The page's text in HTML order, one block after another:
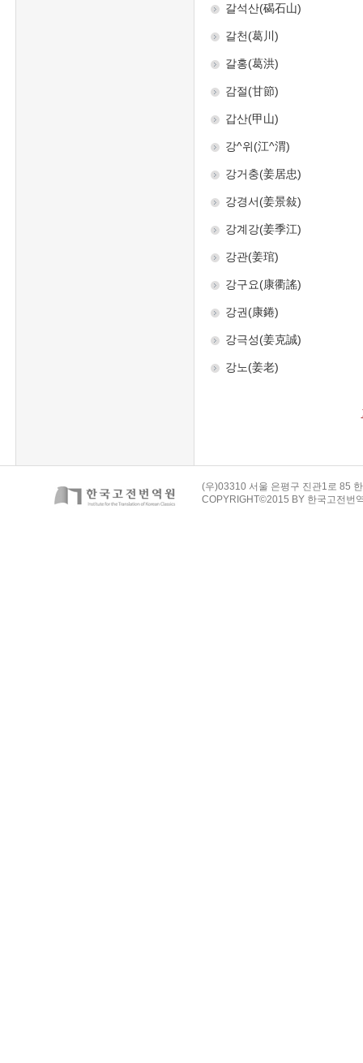
(우)03310 서울 은평구 진관1로 85
COPYRIGHT©2015 BY 한국고전번